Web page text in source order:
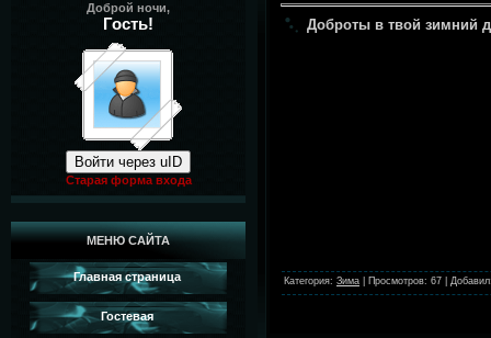
Доброй ночи,
Гость!
Войти через uID
Старая форма входа
МЕНЮ САЙТА
Главная страница
Гостевая
Доброты в твой зимний
Категория: Зима Просмотров: 67 Добавил